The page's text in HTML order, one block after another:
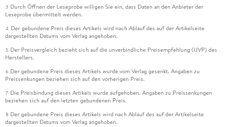
3 Durch Öffnen der Leseprobe willigen Sie ein, dass Daten an den Anbieter der
Leseprobe übermittelt werden.
4 Der gebundene Preis dieses Artikels wird nach Ablauf des auf der Artikelseite
dargestellten Datums vom Verlag angehoben.
5 Der Preisvergleich bezieht sich auf die unverbindliche Preisempfehlung (UVP) des
Herstellers.
6 Der gebundene Preis dieses Artikels wurde vom Verlag gesenkt. Angaben zu
Preissenkungen beziehen sich auf den vorherigen Preis.
7 Die Preisbindung dieses Artikels wurde aufgehoben. Angaben zu Preissenkungen
beziehen sich auf den letzten gebundenen Preis.
8 Der gebundene Preis dieses Artikels wird nach Ablauf des auf der Artikelseite
dargestellten Datums vom Verlag angehoben.